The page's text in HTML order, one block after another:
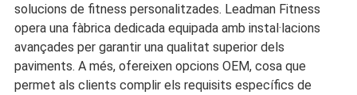
solucions de fitness personalitzades. Leadman Fitness
opera una fàbrica dedicada equipada amb instal·lacions
avançades per garantir una qualitat superior dels
paviments. A més, ofereixen opcions OEM, cosa que
permet als clients complir els requisits específics de